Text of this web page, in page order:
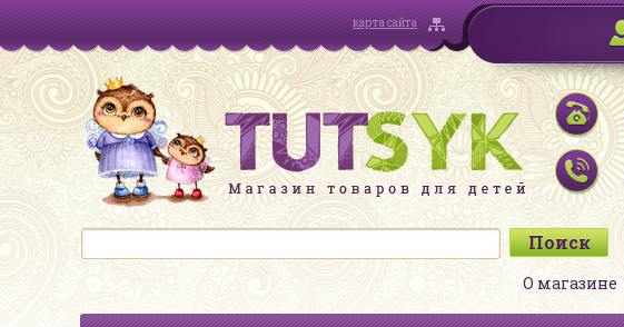
карта сайта
О магазине